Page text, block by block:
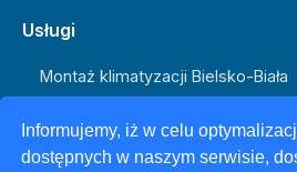
Informujemy, iż w celu
dostępnych w naszym serwisie,
Usługi
Montaż klimatyzacji Bielsko-Biała
Klimatyzacja Bielsko
Klimatyzacja Bielsko-Biała